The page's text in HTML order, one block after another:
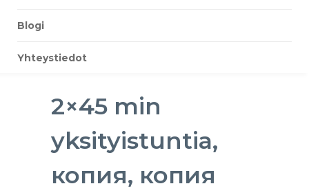
Blogi
Yhteystiedot
2×45 min
yksityistuntia,
копия, копия